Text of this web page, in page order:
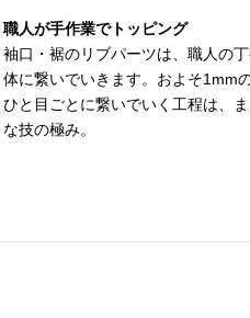
職人が手作業でトッピング
袖口・裾のリブパーツは、職人の
体に繋いでいきます。およそ1mm
ひと目ごとに繋いでいく工程は、
な技の極み。